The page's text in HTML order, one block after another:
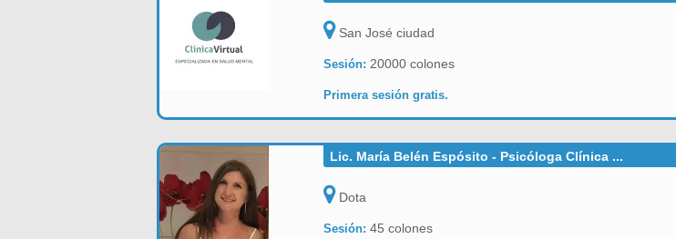
San José ciudad
Sesión: 20000 colones
Primera sesión gratis.
Lic. María Belén Espósito - Psicóloga Clínica ...
Dota
Sesión: 45 colones